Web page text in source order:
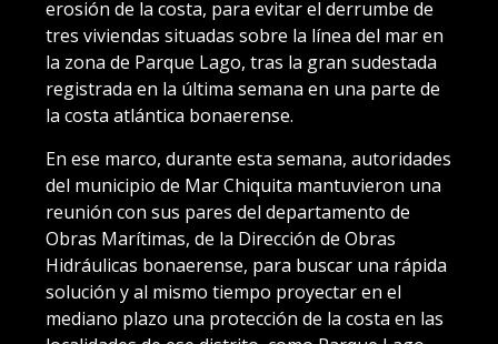
erosión de la costa, para evitar el derrumbe de
tres viviendas situadas sobre la línea del mar en
la zona de Parque Lago, tras la gran sudestada
registrada en la última semana en una parte de
la costa atlántica bonaerense.
En ese marco, durante esta semana, autoridades
del municipio de Mar Chiquita mantuvieron una
reunión con sus pares del departamento de
Obras Marítimas, de la Dirección de Obras
Hidráulicas bonaerense, para buscar una rápida
solución y al mismo tiempo proyectar en el
mediano plazo una protección de la costa en las